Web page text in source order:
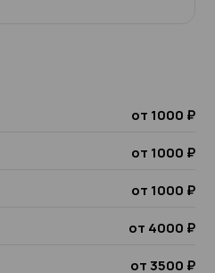
от 1000 ₽
от 1000 ₽
от 1000 ₽
от 4000 ₽
от 3500 ₽